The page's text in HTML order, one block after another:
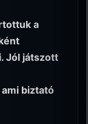
a
Jól játszott
biztató